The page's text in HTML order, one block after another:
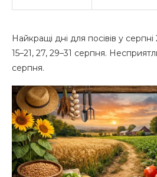
Найкращі дні для посівів у
15–21, 27, 29–31 серпня.
серпня.